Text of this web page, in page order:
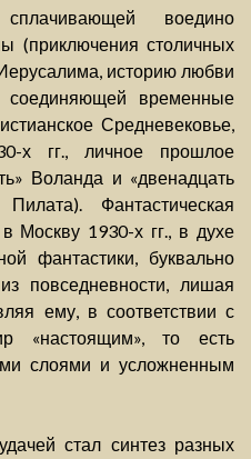
воедино
(приключения столичных
историю любви
временные
Средневековье,
х гг., личное прошлое
Воланда и «двенадцать
Фантастическая
Москву 1930-х гг., в духе
фантастики, буквально
повседневности, лишая
ему, в соответствии с
«настоящим», то есть
слоями и усложненным
стал синтез разных